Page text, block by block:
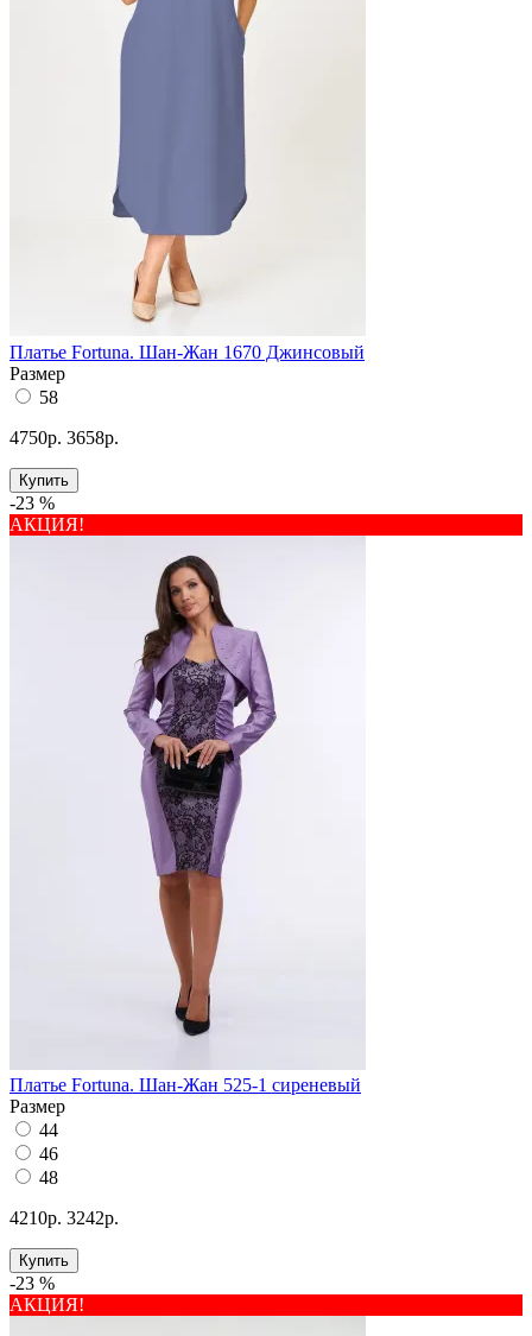
Платье Fortuna. Шан-Жан 1670 Джинсовый
Размер
58
4750р. 3658р.
Купить
-23 %
АКЦИЯ!
Платье Fortuna. Шан-Жан 525-1 сиреневый
Размер
44
46
48
4210р. 3242р.
Купить
-23 %
АКЦИЯ!